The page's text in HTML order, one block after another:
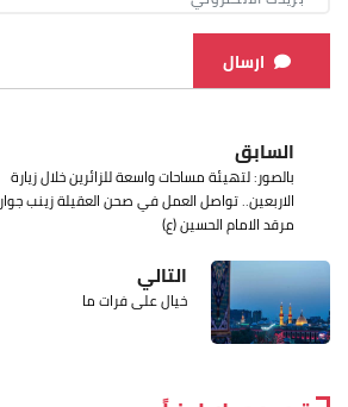
ارسال
السابق
بالصور: لتهيئة مساحات واسعة للزائرين خلال زيارة
الاربعين.. تواصل العمل في صحن العقيلة زينب جوار
مرقد الامام الحسين (ع)
التالي
خيال على فرات ما